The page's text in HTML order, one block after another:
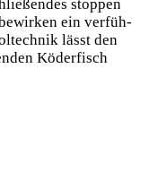
stop­pen
ein ver­füh­
lässt den
Köder­fisch